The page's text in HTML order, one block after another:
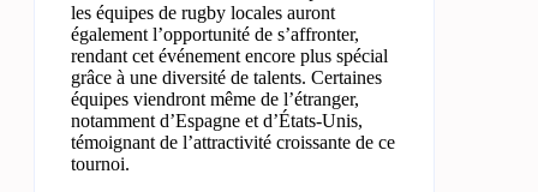
les équipes de rugby locales auront
également l’opportunité de s’affronter,
rendant cet événement encore plus spécial
grâce à une diversité de talents. Certaines
équipes viendront même de l’étranger,
notamment d’Espagne et d’États-Unis,
témoignant de l’attractivité croissante de ce
tournoi.